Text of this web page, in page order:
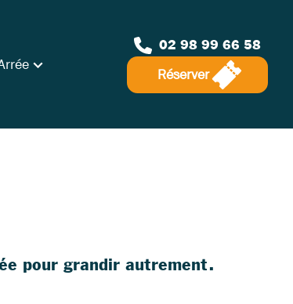
02 98 99 66 58
Réserver
pour grandir autrement.